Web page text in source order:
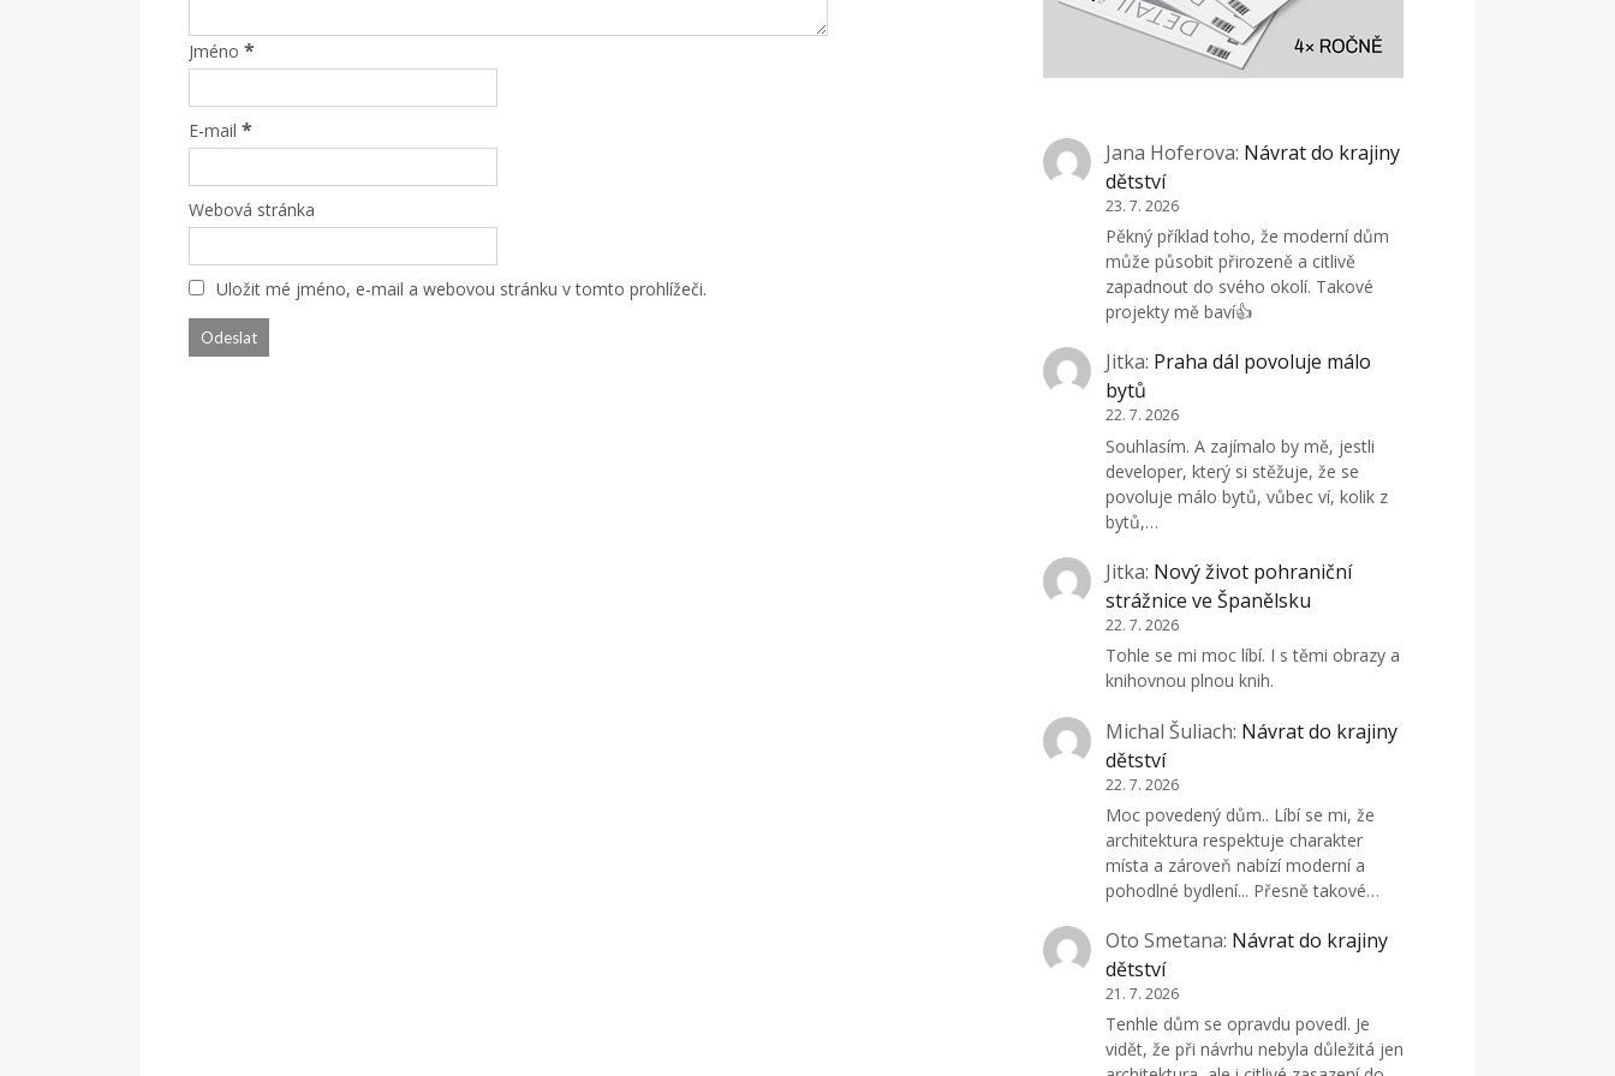
Jméno *
E-mail *
Webová stránka
Uložit mé jméno, e-mail a webovou stránku v tomto prohlížeči.
Jana Hoferova: Návrat do krajiny
dětství
23. 7. 2026
Pěkný příklad toho, že moderní dům
může působit přirozeně a citlivě
zapadnout do svého okolí. Takové
projekty mě baví👍
Jitka: Praha dál povoluje málo
bytů
22. 7. 2026
Souhlasím. A zajímalo by mě, jestli
developer, který si stěžuje, že se
povoluje málo bytů, vůbec ví, kolik z
bytů,…
Jitka: Nový život pohraniční
strážnice ve Španělsku
22. 7. 2026
Tohle se mi moc líbí. I s těmi obrazy a
knihovnou plnou knih.
Michal Šuliach: Návrat do krajiny
dětství
22. 7. 2026
Moc povedený dům.. Líbí se mi, že
architektura respektuje charakter
místa a zároveň nabízí moderní a
pohodlné bydlení... Přesně takové…
Oto Smetana: Návrat do krajiny
dětství
21. 7. 2026
Tenhle dům se opravdu povedl. Je
vidět, že při návrhu nebyla důležitá jen